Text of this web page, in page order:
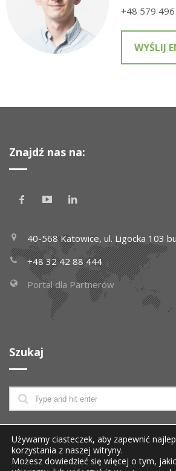
+48 579
WYŚLIJ
Znajdź nas na:
40-568 Katowice, ul. Ligocka 103
+48 32 42 88 444
Portal dla Partnerów
Szukaj
Wszelkie prawa zastrzeżone© 2026
Operator usługi JAMBOX Telewizja
dostawca usług telewizyjnych dla
Używamy ciasteczek, aby zapewnić
korzystania z naszej witryny.
Możesz dowiedzieć się więcej o tym,